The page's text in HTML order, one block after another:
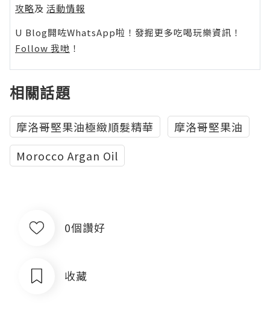
攻略及 活動情報
U Blog開咗WhatsApp啦！發掘更多吃喝玩樂資訊！
Follow 我哋 ！
相關話題
摩洛哥堅果油極緻順髮精華
摩洛哥堅果油
Morocco Argan Oil
0個讚好
收藏